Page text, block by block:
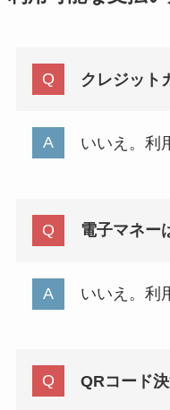
クレジット
いいえ。利
電子マネー
いいえ。利
QRコード